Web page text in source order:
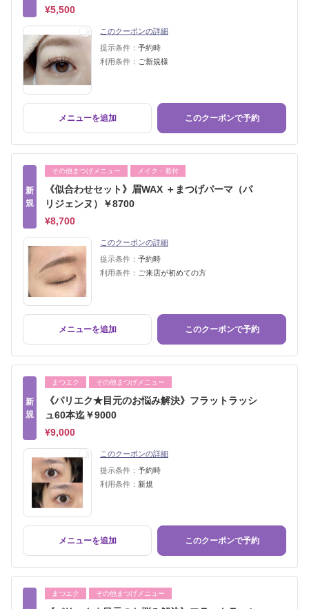
¥5,500
このクーポンの詳細
提示条件： 予約時
利用条件： ご新規様
メニューを追加 このクーポンで予約
新
規
その他まつげメニュー メイク・着付
《似合わせセット》眉WAX ＋まつげパーマ（パ
リジェンヌ）￥8700
¥8,700
このクーポンの詳細
提示条件： 予約時
利用条件： ご来店が初めての方
メニューを追加 このクーポンで予約
新
規
まつエク その他まつげメニュー
《パリエク★目元のお悩み解決》フラットラッシ
ュ60本迄￥9000
¥9,000
このクーポンの詳細
提示条件： 予約時
利用条件： 新規
メニューを追加 このクーポンで予約
まつエク その他まつげメニュー